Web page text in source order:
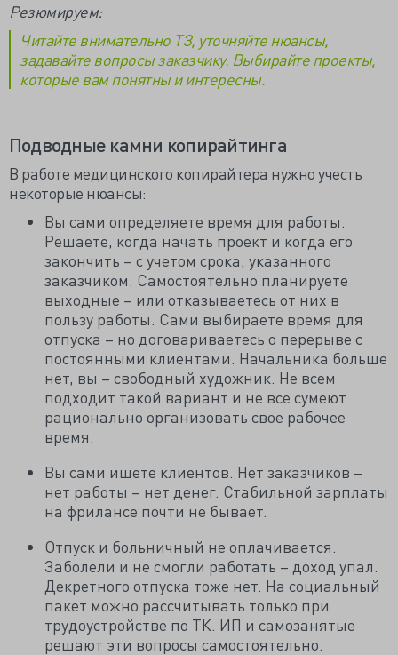
Резюмируем:
Читайте внимательно ТЗ, уточняйте нюансы,
задавайте вопросы заказчику. Выбирайте проекты,
которые вам понятны и интересны.
Подводные камни копирайтинга
В работе медицинского копирайтера нужно учесть
некоторые нюансы:
Вы сами определяете время для работы.
Решаете, когда начать проект и когда его
закончить – с учетом срока, указанного
заказчиком. Самостоятельно планируете
выходные – или отказываетесь от них в
пользу работы. Сами выбираете время для
отпуска – но договариваетесь о перерыве с
постоянными клиентами. Начальника больше
нет, вы – свободный художник. Не всем
подходит такой вариант и не все сумеют
рационально организовать свое рабочее
время.
Вы сами ищете клиентов. Нет заказчиков –
нет работы – нет денег. Стабильной зарплаты
на фрилансе почти не бывает.
Отпуск и больничный не оплачивается.
Заболели и не смогли работать – доход упал.
Декретного отпуска тоже нет. На социальный
пакет можно рассчитывать только при
трудоустройстве по ТК. ИП и самозанятые
решают эти вопросы самостоятельно.